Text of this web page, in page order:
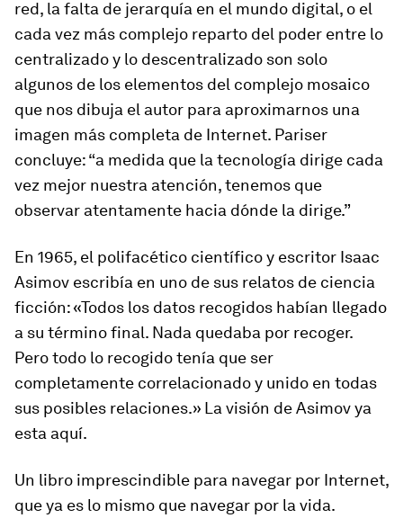
red, la falta de jerarquía en el mundo digital, o el
cada vez más complejo reparto del poder entre lo
centralizado y lo descentralizado son solo
algunos de los elementos del complejo mosaico
que nos dibuja el autor para aproximarnos una
imagen más completa de Internet. Pariser
concluye: “a medida que la tecnología dirige cada
vez mejor nuestra atención, tenemos que
observar atentamente hacia dónde la dirige.”
En 1965, el polifacético científico y escritor Isaac
Asimov escribía en uno de sus relatos de ciencia
ficción: «Todos los datos recogidos habían llegado
a su término final. Nada quedaba por recoger.
Pero todo lo recogido tenía que ser
completamente correlacionado y unido en todas
sus posibles relaciones.» La visión de Asimov ya
esta aquí.
Un libro imprescindible para navegar por Internet,
que ya es lo mismo que navegar por la vida.